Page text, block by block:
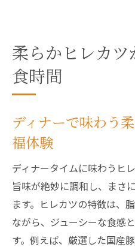
柔らかヒレカ
食時間
ディナーで味わう
福体験
ディナータイムに味わうヒ
旨味が絶妙に調和し、まさ
ます。ヒレカツの特徴は、
ながら、ジューシーな食感
す。例えば、厳選した国産